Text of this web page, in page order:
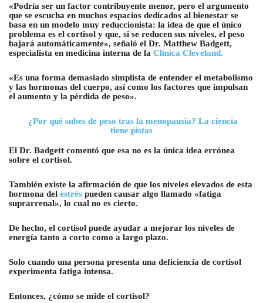
«Podría ser un factor contribuyente menor, pero el argumento
que se escucha en muchos espacios dedicados al bienestar se
basa en un modelo muy reduccionista: la idea de que el único
problema es el cortisol y que, si se reducen sus niveles, el peso
bajará automáticamente», señaló el Dr. Matthew Badgett,
especialista en medicina interna de la Clínica Cleveland.
«Es una forma demasiado simplista de entender el metabolismo
y las hormonas del cuerpo, así como los factores que impulsan
el aumento y la pérdida de peso».
¿Por qué subes de peso tras la menopausia? La ciencia
tiene pistas
El Dr. Badgett comentó que esa no es la única idea errónea
sobre el cortisol.
También existe la afirmación de que los niveles elevados de esta
hormona del estrés pueden causar algo llamado «fatiga
suprarrenal», lo cual no es cierto.
De hecho, el cortisol puede ayudar a mejorar los niveles de
energía tanto a corto como a largo plazo.
Solo cuando una persona presenta una deficiencia de cortisol
experimenta fatiga intensa.
Entonces, ¿cómo se mide el cortisol?